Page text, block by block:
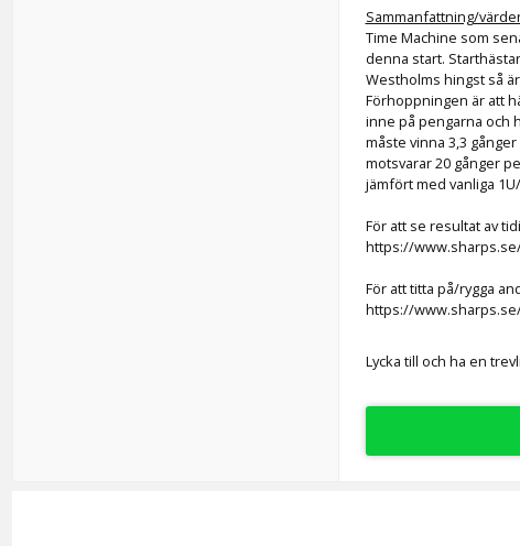
Sammanfattning/
Time Machine som
denna start.
Westholms hingst så
Förhoppningen är att
inne på pengarna och
måste vinna 3,3
motsvarar 20 gånger
jämfört med vanliga
För att se resultat av
https://
För att titta på/rygga
https://
Lycka till och ha en